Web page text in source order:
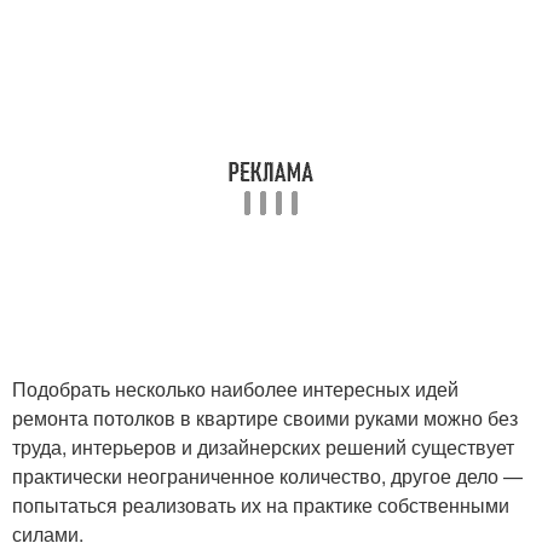
Подобрать несколько наиболее интересных идей
ремонта потолков в квартире своими руками можно без
труда, интерьеров и дизайнерских решений существует
практически неограниченное количество, другое дело —
попытаться реализовать их на практике собственными
силами.